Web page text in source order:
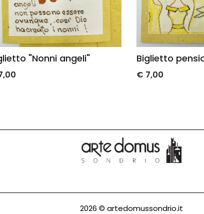
Biglietto pensione donna
2026 © artedomussondrio.it